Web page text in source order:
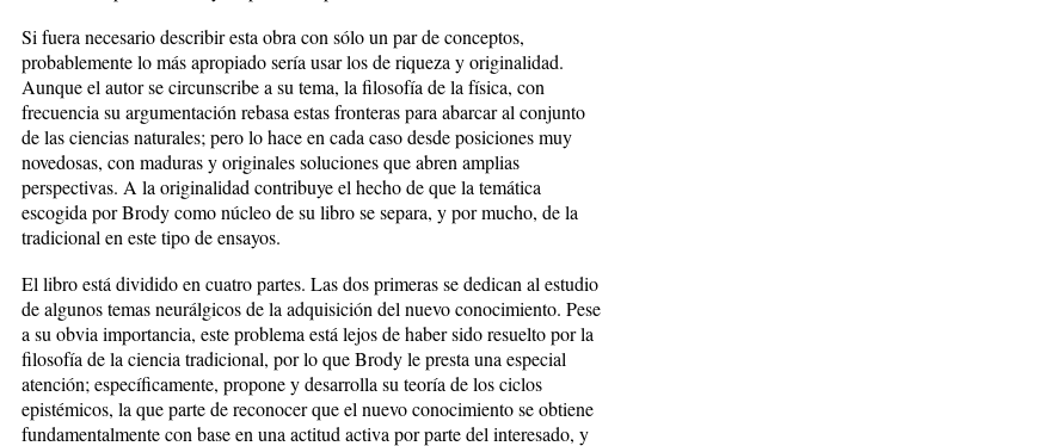
Si fuera necesario describir esta obra con sólo un par de conceptos,
probablemente lo más apropiado sería usar los de riqueza y originalidad.
Aunque el autor se circunscribe a su tema, la filosofía de la física, con
frecuencia su argumentación rebasa estas fronteras para abarcar al conjunto
de las ciencias naturales; pero lo hace en cada caso desde posiciones muy
novedosas, con maduras y originales soluciones que abren amplias
perspectivas. A la originalidad contribuye el hecho de que la temática
escogida por Brody como núcleo de su libro se separa, y por mucho, de la
tradicional en este tipo de ensayos.
El libro está dividido en cuatro partes. Las dos primeras se dedican al estudio
de algunos temas neurálgicos de la adquisición del nuevo conocimiento. Pese
a su obvia importancia, este problema está lejos de haber sido resuelto por la
filosofía de la ciencia tradicional, por lo que Brody le presta una especial
atención; específicamente, propone y desarrolla su teoría de los ciclos
epistémicos, la que parte de reconocer que el nuevo conocimiento se obtiene
fundamentalmente con base en una actitud activa por parte del interesado, y